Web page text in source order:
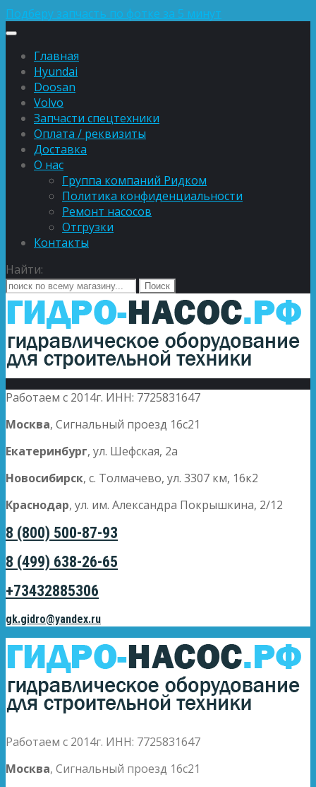
Подберу запчасть по фотке за 5 минут
Главная
Hyundai
Doosan
Volvo
Запчасти спецтехники
Оплата / реквизиты
Доставка
О нас
Группа компаний Ридком
Политика конфиденциальности
Ремонт насосов
Отгрузки
Контакты
Найти:
Работаем с 2014г. ИНН: 7725831647
Москва, Сигнальный проезд 16с21
Екатеринбург, ул. Шефская, 2а
Новосибирск, с. Толмачево, ул. 3307 км, 16к2
Краснодар, ул. им. Александра Покрышкина, 2/12
8 (800) 500-87-93
8 (499) 638-26-65
+73432885306
gk.gidro@yandex.ru
Работаем с 2014г. ИНН: 7725831647
Москва, Сигнальный проезд 16с21